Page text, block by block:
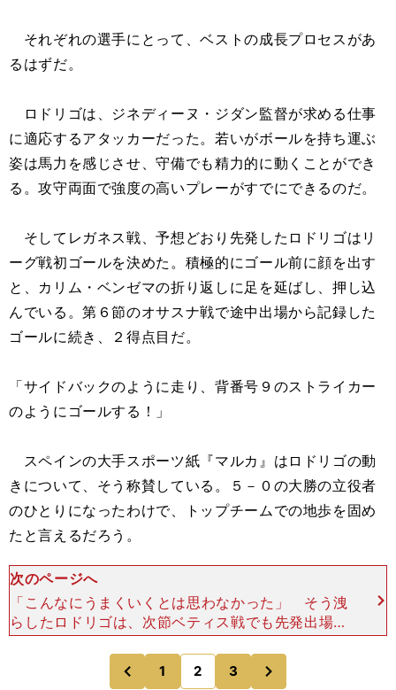
それぞれの選手にとって、ベストの成長プロセスがあ
るはずだ。
ロドリゴは、ジネディーヌ・ジダン監督が求める仕事
に適応するアタッカーだった。若いがボールを持ち運ぶ
姿は馬力を感じさせ、守備でも精力的に動くことができ
る。攻守両面で強度の高いプレーがすでにできるのだ。
そしてレガネス戦、予想どおり先発したロドリゴはリ
ーグ戦初ゴールを決めた。積極的にゴール前に顔を出す
と、カリム・ベンゼマの折り返しに足を延ばし、押し込
んでいる。第６節のオサスナ戦で途中出場から記録した
ゴールに続き、２得点目だ。
「サイドバックのように走り、背番号９のストライカー
のようにゴールする！」
スペインの大手スポーツ紙『マルカ』はロドリゴの動
きについて、そう称賛している。５－０の大勝の立役者
のひとりになったわけで、トップチームでの地歩を固め
たと言えるだろう。
次のページへ
「こんなにうまくいくとは思わなかった」 そう洩
らしたロドリゴは、次節ベティス戦でも先発出場を
果たすと、続くCLガラタサライ戦ではハットトリ
ックを達成。今のところ残留という選択が正しかっ
たことを示してい
前
のページへ
1 2 3